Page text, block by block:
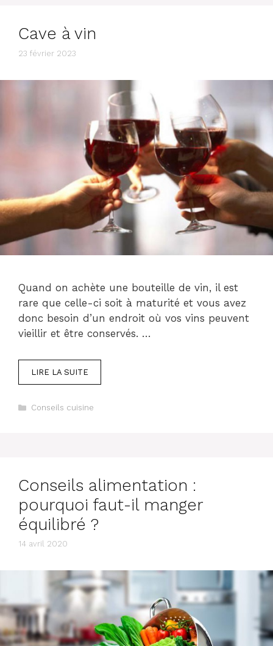
Cave à vin
23 février 2023
Quand on achète une bouteille de vin, il est
rare que celle-ci soit à maturité et vous avez
donc besoin d’un endroit où vos vins peuvent
vieillir et être conservés. …
LIRE LA SUITE
Catégories
Conseils cuisine
Conseils alimentation :
pourquoi faut-il manger
équilibré ?
14 avril 2020